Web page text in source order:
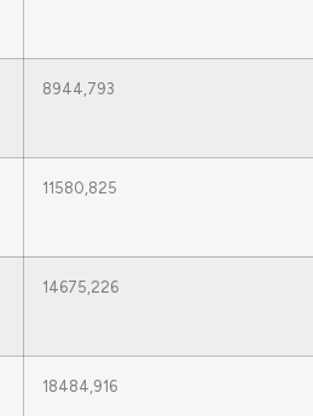
8944,793
11580,825
14675,226
18484,916